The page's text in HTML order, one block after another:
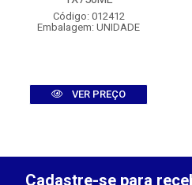
Código: 012412
Embalagem: UNIDADE
VER PREÇO
Cadastre-se para